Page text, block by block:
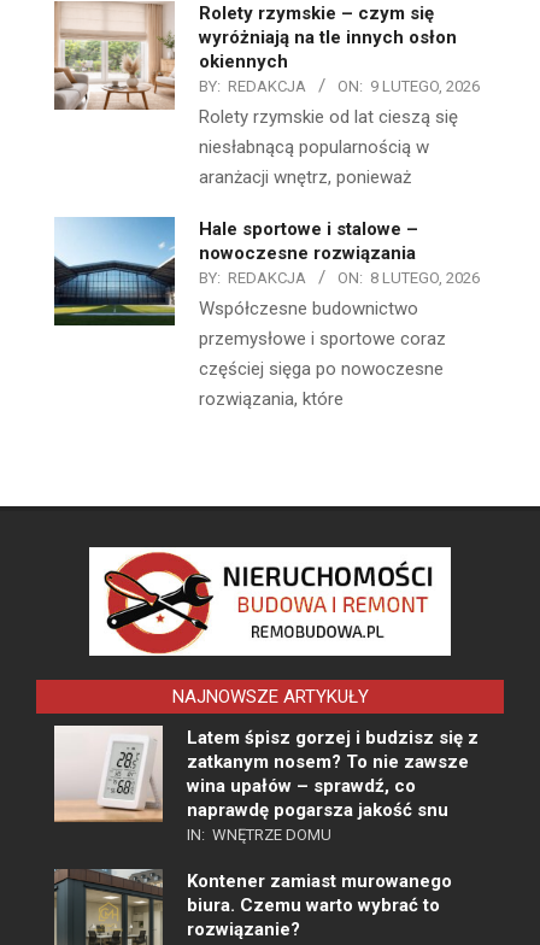
Rolety rzymskie – czym się
wyróżniają na tle innych osłon
okiennych
BY: REDAKCJA ON: 9 LUTEGO, 2026
Rolety rzymskie od lat cieszą się
niesłabnącą popularnością w
aranżacji wnętrz, ponieważ
Hale sportowe i stalowe –
nowoczesne rozwiązania
BY: REDAKCJA ON: 8 LUTEGO, 2026
Współczesne budownictwo
przemysłowe i sportowe coraz
częściej sięga po nowoczesne
rozwiązania, które
NAJNOWSZE ARTYKUŁY
Latem śpisz gorzej i budzisz się z
zatkanym nosem? To nie zawsze
wina upałów – sprawdź, co
naprawdę pogarsza jakość snu
IN: WNĘTRZE DOMU
Kontener zamiast murowanego
biura. Czemu warto wybrać to
rozwiązanie?